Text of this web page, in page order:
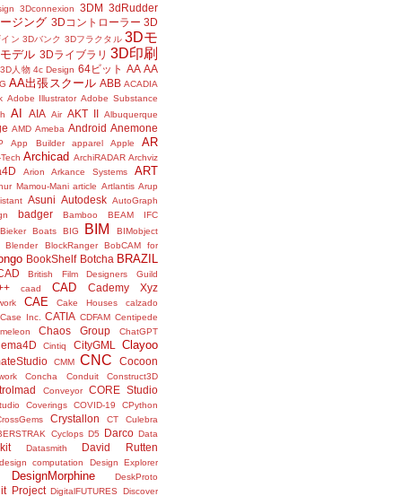
3Dconnexion 3DM 3dRudder
ジング 3Dコントローラー 3D
ン 3Dバンク 3Dフラクタル 3Dモ
デル 3Dライブラリ 3D印刷
3D人物 4c Design 64ビット AA AA
AA出張スクール ABB ACADIA
Adobe Illustrator Adobe Substance
AI AIA Air AKT II Albuquerque
AMD Ameba Android Anemone
App Builder apparel Apple AR
Archicad ArchiRADAR Archviz
Arion Arkance Systems ART
Mamou-Mani article Artlantis Arup
Asuni Autodesk AutoGraph
badger Bamboo
BEAM IFC
Bieker Boats
BIG BIM
BIMobject
Blender
BlockRanger BobCAM for
BookShelf Botcha BRAZIL
British Film Designers Guild
caad CAD Cademy Xyz
CAE Cake Houses
calzado
Case Inc.
CATIA CDFAM Centipede
Chaos Group ChatGPT
Cintiq CityGML Clayoo
CMM CNC Cocoon
Concha Conduit Construct3D
Conveyor CORE Studio
Coverings COVID-19
CPython
Crystallon CT
Culebra
Cyclops D5 Darco Data
Datasmith David Rutten
computation Design Explorer
DesignMorphine DeskProto
Project DigitalFUTURES Discover